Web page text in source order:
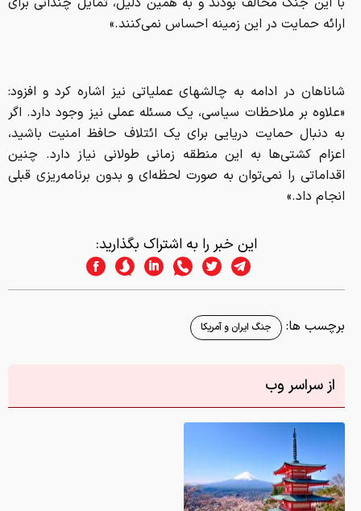
ارائه حمایت در این زمینه احساس نمی‌کنند.»
شاناهان در ادامه به چالشهای عملیاتی نیز اشاره کرد و افزود:
«علاوه بر ملاحظات سیاسی، یک مسئله عملی نیز وجود دارد. اگر
به دنبال حمایت دریایی برای یک ائتلاف حافظ امنیت باشید،
اعزام کشتی‌ها به این منطقه زمانی طولانی نیاز دارد. چنین
اقداماتی را نمی‌توان به صورت لحظه‌ای و بدون برنامه‌ریزی قبلی
انجام داد.»
این خبر را به اشتراک بگذارید:
برچسب ها: جنگ ایران و آمریکا
از سراسر وب